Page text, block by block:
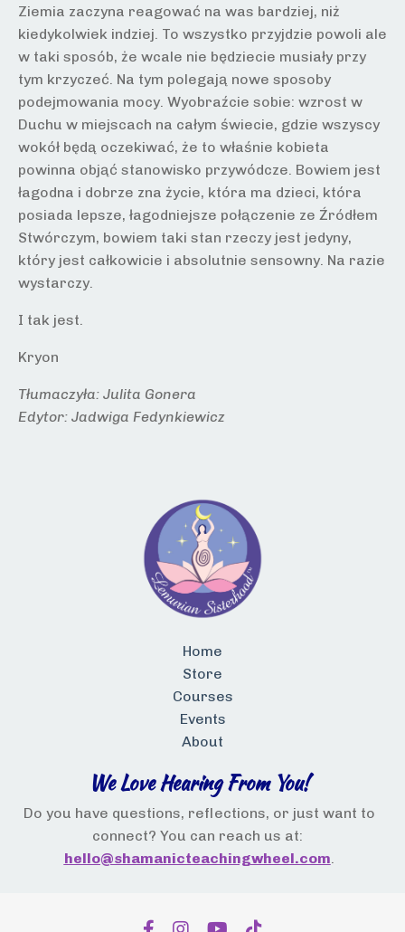
Ziemia zaczyna reagować na was bardziej, niż
kiedykolwiek indziej. To wszystko przyjdzie powoli ale
w taki sposób, że wcale nie będziecie musiały przy
tym krzyczeć. Na tym polegają nowe sposoby
podejmowania mocy. Wyobraźcie sobie: wzrost w
Duchu w miejscach na całym świecie, gdzie wszyscy
wokół będą oczekiwać, że to właśnie kobieta
powinna objąć stanowisko przywódcze. Bowiem jest
łagodna i dobrze zna życie, która ma dzieci, która
posiada lepsze, łagodniejsze połączenie ze Źródłem
Stwórczym, bowiem taki stan rzeczy jest jedyny,
który jest całkowicie i absolutnie sensowny. Na razie
wystarczy.
I tak jest.
Kryon
Tłumaczyła: Julita Gonera
Edytor: Jadwiga Fedynkiewicz
Home
Store
Courses
Events
About
We Love Hearing From You!
Do you have questions, reflections, or just want to
connect? You can reach us at:
hello@shamanicteachingwheel.com